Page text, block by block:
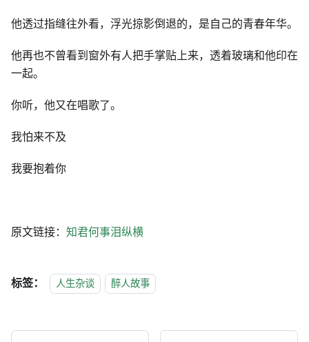
他透过指缝往外看，浮光掠影倒退的，是自己的青春年华。
他再也不曾看到窗外有人把手掌贴上来，透着玻璃和他印在
一起。
你听，他又在唱歌了。
我怕来不及
我要抱着你
原文链接：知君何事泪纵横